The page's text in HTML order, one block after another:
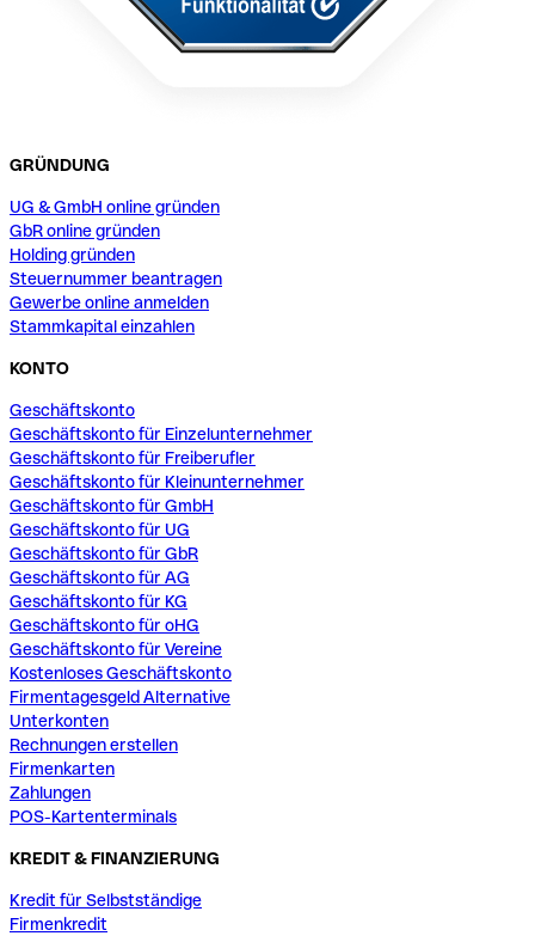
GRÜNDUNG
UG & GmbH online gründen
GbR online gründen
Holding gründen
Steuernummer beantragen
Gewerbe online anmelden
Stammkapital einzahlen
KONTO
Geschäftskonto
Geschäftskonto für Einzelunternehmer
Geschäftskonto für Freiberufler
Geschäftskonto für Kleinunternehmer
Geschäftskonto für GmbH
Geschäftskonto für UG
Geschäftskonto für GbR
Geschäftskonto für AG
Geschäftskonto für KG
Geschäftskonto für oHG
Geschäftskonto für Vereine
Kostenloses Geschäftskonto
Firmentagesgeld Alternative
Unterkonten
Rechnungen erstellen
Firmenkarten
Zahlungen
POS-Kartenterminals
KREDIT & FINANZIERUNG
Kredit für Selbstständige
Firmenkredit